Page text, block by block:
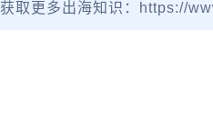
获取更多出海知识：https://